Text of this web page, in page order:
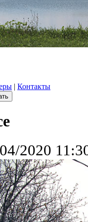
| Контакты
2020